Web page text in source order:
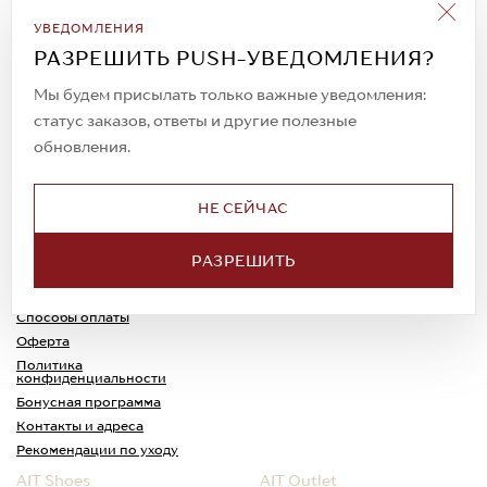
УВЕДОМЛЕНИЯ
РАЗРЕШИТЬ PUSH-УВЕДОМЛЕНИЯ?
Мы будем присылать только важные уведомления:
статус заказов, ответы и другие полезные
обновления.
НЕ СЕЙЧАС
РАЗРЕШИТЬ
Подписаться на рассылку
Всегда будьте в курсе новых акций и
спецпредложений!
© 2023. AIT Shoes
Все права защищены
Доставка
Способы оплаты
Оферта
Политика
конфиденциальности
Обмен и возврат
Каспи-Ред
Бонусная программа
Контакты и адреса
Рекомендации по уходу
AIT Shoes AIT Outlet